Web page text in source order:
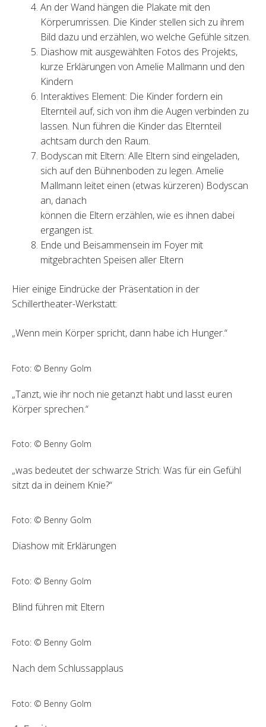
An der Wand hängen die Plakate mit den
Körperumrissen. Die Kinder stellen sich zu ihrem
Bild dazu und erzählen, wo welche Gefühle sitzen.
Diashow mit ausgewählten Fotos des Projekts,
kurze Erklärungen von Amelie Mallmann und den
Kindern
Interaktives Element: Die Kinder fordern ein
Elternteil auf, sich von ihm die Augen verbinden zu
lassen. Nun führen die Kinder das Elternteil
achtsam durch den Raum.
Bodyscan mit Eltern: Alle Eltern sind eingeladen,
sich auf den Bühnenboden zu legen. Amelie
Mallmann leitet einen (etwas kürzeren) Bodyscan
an, danach
können die Eltern erzählen, wie es ihnen dabei
ergangen ist.
Ende und Beisammensein im Foyer mit
mitgebrachten Speisen aller Eltern
Hier einige Eindrücke der Präsentation in der
Schillertheater-Werkstatt:
„Wenn mein Körper spricht, dann habe ich Hunger.“
Foto: © Benny Golm
„Tanzt, wie ihr noch nie getanzt habt und lasst euren
Körper sprechen.“
Foto: © Benny Golm
„was bedeutet der schwarze Strich: Was für ein Gefühl
sitzt da in deinem Knie?“
Foto: © Benny Golm
Diashow mit Erklärungen
Foto: © Benny Golm
Blind führen mit Eltern
Foto: © Benny Golm
Nach dem Schlussapplaus
Foto: © Benny Golm